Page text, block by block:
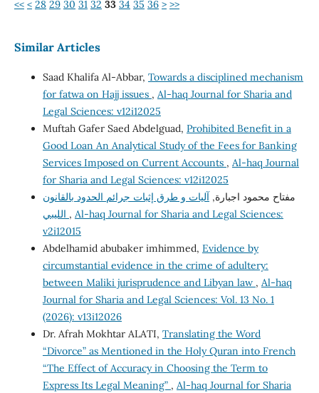
<< < 28 29 30 31 32 33 34 35 36 > >>
Similar Articles
Saad Khalifa Al-Abbar, Towards a disciplined mechanism
for fatwa on Hajj issues , Al-haq Journal for Sharia and
Legal Sciences: v12i12025
Muftah Gafer Saed Abdelguad, Prohibited Benefit in a
Good Loan An Analytical Study of the Fees for Banking
Services Imposed on Current Accounts , Al-haq Journal
for Sharia and Legal Sciences: v12i12025
مفتاح محمود اجبارة,آليات و طرق إثبات جرائم الحدود بالقانون
, Al-haq Journal for Sharia and Legal Sciences:
v2i12015
Abdelhamid abubaker imhimmed, Evidence by
circumstantial evidence in the crime of adultery:
between Maliki jurisprudence and Libyan law , Al-haq
Journal for Sharia and Legal Sciences: Vol. 13 No. 1
(2026): v13i12026
Dr. Afrah Mokhtar ALATI, Translating the Word
“Divorce” as Mentioned in the Holy Quran into French
“The Effect of Accuracy in Choosing the Term to
Express Its Legal Meaning” , Al-haq Journal for Sharia